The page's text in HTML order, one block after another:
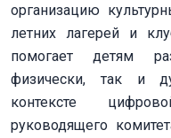
организацию
летних лагерей и
помогает детям
физически, так и
контексте
руководящего